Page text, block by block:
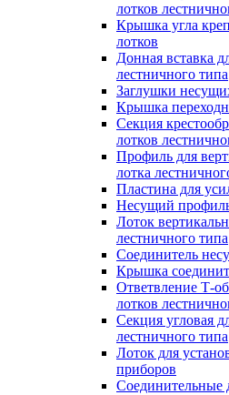
лотков
Крышка угла
лотков
Донная вставка
лестничного типа
Заглушки
Крышка
Секция
лотков
Профиль для
лотка
Пластина для
Несущий
Лоток
лестничного типа
Соединитель
Крышка
Ответвление Т-
лотков
Секция угловая
лестничного типа
Лоток для
приборов
Соединительные